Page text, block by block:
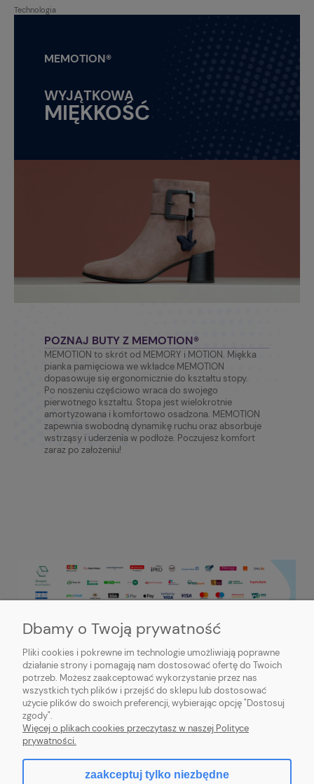
Technologia
MEMOTION®
WYJĄTKOWA
MIĘKKOŚĆ
POZNAJ BUTY Z MEMOTION®
MEMOTION to skrót od MEMORY i MOTION. Miękka
pianka pamięciowa we wkładce MEMOTION
dopasowuje się ergonomicznie do kształtu stopy.
Po noszeniu częściowo wraca do swojego
pierwotnego kształtu. Stopa jest wielokrotnie
amortyzowana i komfortowo osadzona. MEMOTION
zapewnia swobodną dynamikę ruchu oraz absorbuje
wstrząsy i uderzenia w podłoże. Poczujesz komfort
zaraz po założeniu!
PRZYDATNE INFORMACJE
MOJE KONTO
Dbamy o Twoją prywatność
Pliki cookies i pokrewne im technologie umożliwiają poprawne
działanie strony i pomagają nam dostosować ofertę do Twoich
potrzeb. Możesz zaakceptować wykorzystanie przez nas
wszystkich tych plików i przejść do sklepu lub dostosować
użycie plików do swoich preferencji, wybierając opcję "Dostosuj
zgody".
Więcej o plikach cookies przeczytasz w naszej Polityce
prywatności.
zaakceptuj tylko niezbędne